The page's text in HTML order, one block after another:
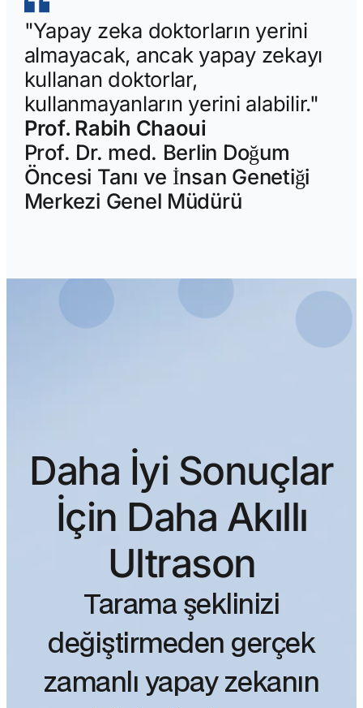
"Yapay zeka doktorların yerini
almayacak, ancak yapay zekayı
kullanan doktorlar,
kullanmayanların yerini alabilir."
Prof. Rabih Chaoui
Prof. Dr. med. Berlin Doğum
Öncesi Tanı ve İnsan Genetiği
Merkezi Genel Müdürü
Daha İyi Sonuçlar
İçin Daha Akıllı
Ultrason
Tarama şeklinizi
değiştirmeden gerçek
zamanlı yapay zekanın